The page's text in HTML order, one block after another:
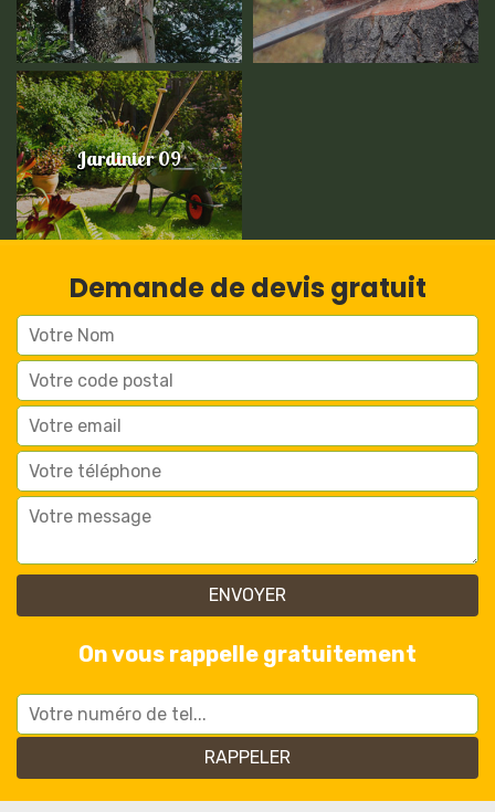
Jardinier 09
Demande de devis gratuit
On vous rappelle gratuitement